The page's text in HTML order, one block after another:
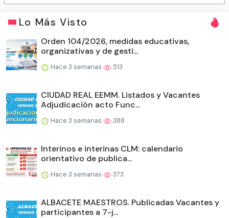
Lo Más Visto
Orden 104/2026, medidas educativas,
organizativas y de gesti...
Hace 3 semanas 513
CIUDAD REAL EEMM. Listados y Vacantes
Adjudicación acto Func...
Hace 3 semanas 388
Interinos e interinas CLM: calendario
orientativo de publica...
Hace 3 semanas 373
ALBACETE MAESTROS. Publicadas Vacantes y
participantes a 7-j...